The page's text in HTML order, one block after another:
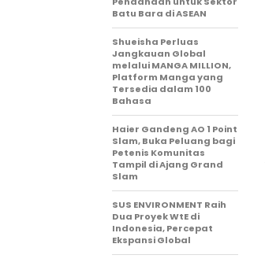
Batu Bara di ASEAN
Shueisha Perluas
Jangkauan Global
melalui MANGA MILLION,
Platform Manga yang
Tersedia dalam 100
Bahasa
Haier Gandeng AO 1 Point
Slam, Buka Peluang bagi
Petenis Komunitas
Tampil di Ajang Grand
Slam
SUS ENVIRONMENT Raih
Dua Proyek WtE di
Indonesia, Percepat
Ekspansi Global